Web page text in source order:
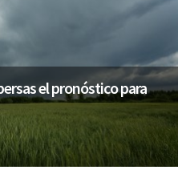
el pronóstico para